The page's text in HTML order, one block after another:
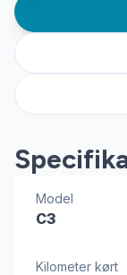
Model
C3
Kilometer kørt